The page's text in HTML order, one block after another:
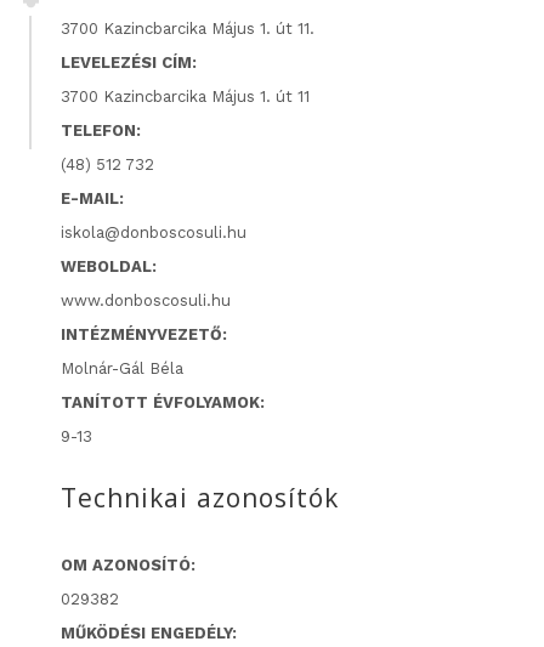
3700 Kazincbarcika Május 1. út 11.
LEVELEZÉSI CÍM:
3700 Kazincbarcika Május 1. út 11
TELEFON:
(48) 512 732
E-MAIL:
iskola@donboscosuli.hu
WEBOLDAL:
www.donboscosuli.hu
INTÉZMÉNYVEZETŐ:
Molnár-Gál Béla
TANÍTOTT ÉVFOLYAMOK:
9-13
Technikai azonosítók
OM AZONOSÍTÓ:
029382
MŰKÖDÉSI ENGEDÉLY: